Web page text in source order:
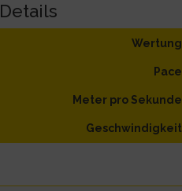
Details
Wertung
Pace
Meter pro Sekunde
Geschwindigkeit